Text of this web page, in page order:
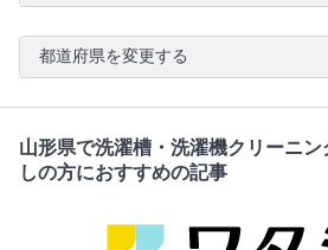
都道府県を変更する
山形県で洗濯槽・洗濯機クリーニ
しの方におすすめの記事